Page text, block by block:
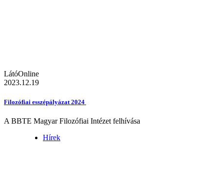
LátóOnline
2023.12.19
Filozófiai esszépályázat 2024
A BBTE Magyar Filozófiai Intézet felhívása
Hírek